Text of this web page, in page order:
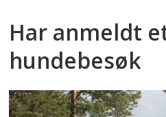
Har anmeldt
hundebesøk